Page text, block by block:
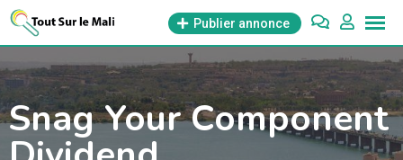
Aller
Publier annonce
Snag Your Component